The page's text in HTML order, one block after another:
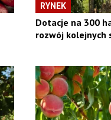
RYNEK
Dotacje na 300
rozwój kolejnych